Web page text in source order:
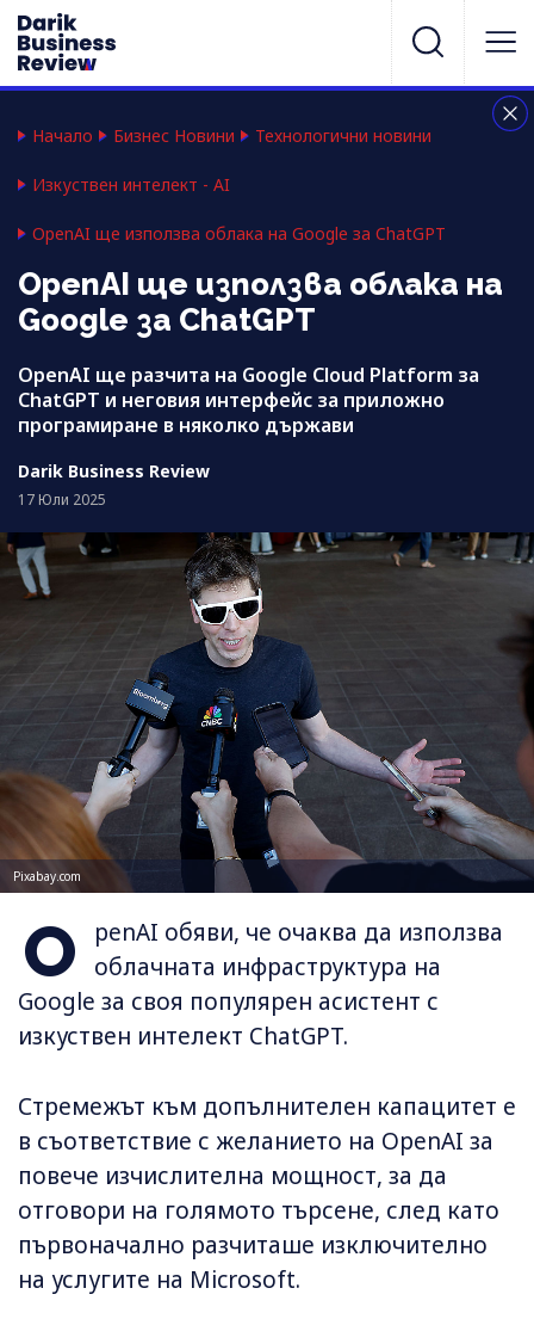
Начало Бизнес Новини Технологични новини
Изкуствен интелект - AI
OpenAI ще използва облака на Google за ChatGPT
OpenAI ще използва облака на
Google за ChatGPT
OpenAI ще разчита на Google Cloud Platform за
ChatGPT и неговия интерфейс за приложно
програмиране в няколко държави
Darik Business Review
17 Юли 2025
Pixabay.com
O
penAI обяви, че очаква да използва
облачната инфраструктура на
Google за своя популярен асистент с
изкуствен интелект ChatGPT.
Стремежът към допълнителен капацитет е
в съответствие с желанието на OpenAI за
повече изчислителна мощност, за да
отговори на голямото търсене, след като
първоначално разчиташе изключително
на услугите на Microsoft.